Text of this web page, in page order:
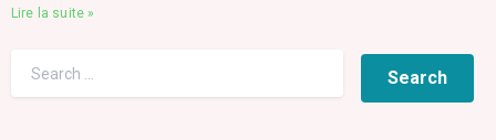
Lire la suite »